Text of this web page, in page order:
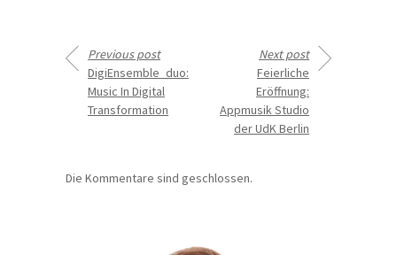
Previous post
DigiEnsemble_duo:
Music In Digital
Transformation
Next post
Feierliche
Eröffnung:
Appmusik Studio
der UdK Berlin
Die Kommentare sind geschlossen.